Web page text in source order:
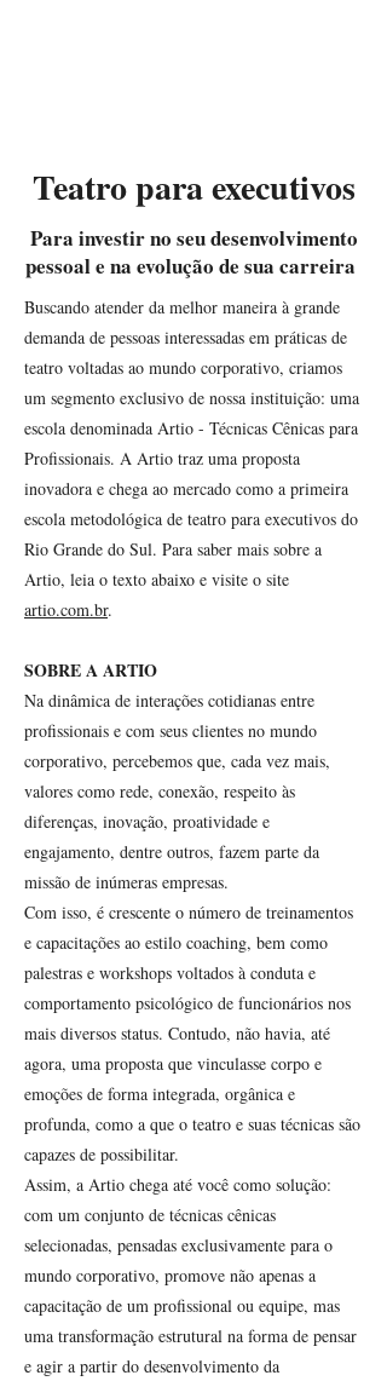
Teatro para executivos
Para investir no seu desenvolvimento
pessoal e na evolução de sua carreira
Buscando atender da melhor maneira à grande
demanda de pessoas interessadas em práticas de
teatro voltadas ao mundo corporativo, criamos
um segmento exclusivo de nossa instituição: uma
escola denominada Artio - Técnicas Cênicas para
Profissionais. A Artio traz uma proposta
inovadora e chega ao mercado como a primeira
escola metodológica de teatro para executivos do
Rio Grande do Sul. Para saber mais sobre a
Artio, leia o texto abaixo e visite o site
artio.com.br.
SOBRE A ARTIO
Na dinâmica de interações cotidianas entre
profissionais e com seus clientes no mundo
corporativo, percebemos que, cada vez mais,
valores como rede, conexão, respeito às
diferenças, inovação, proatividade e
engajamento, dentre outros, fazem parte da
missão de inúmeras empresas.
Com isso, é crescente o número de treinamentos
e capacitações ao estilo coaching, bem como
palestras e workshops voltados à conduta e
comportamento psicológico de funcionários nos
mais diversos status. Contudo, não havia, até
agora, uma proposta que vinculasse corpo e
emoções de forma integrada, orgânica e
profunda, como a que o teatro e suas técnicas são
capazes de possibilitar.
Assim, a Artio chega até você como solução:
com um conjunto de técnicas cênicas
selecionadas, pensadas exclusivamente para o
mundo corporativo, promove não apenas a
capacitação de um profissional ou equipe, mas
uma transformação estrutural na forma de pensar
e agir a partir do desenvolvimento da